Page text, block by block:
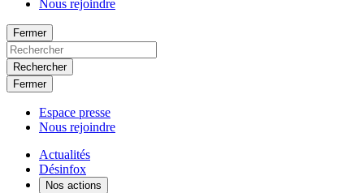
Nous rejoindre
Fermer
Rechercher
Fermer
Espace presse
Nous rejoindre
Actualités
Désinfox
Nos actions